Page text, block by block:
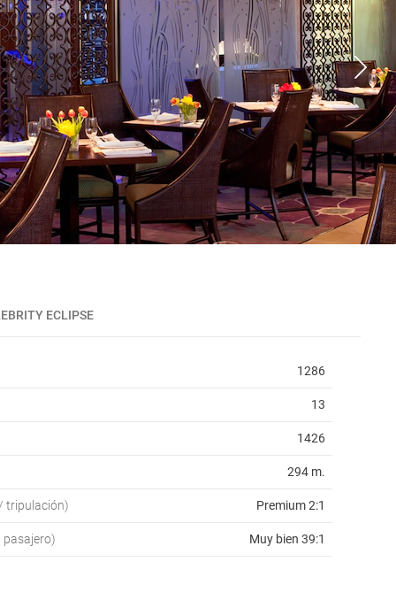
ECLIPSE
1286
13
1426
294 m.
tripulación) Premium 2:1
pasajero) Muy bien 39:1